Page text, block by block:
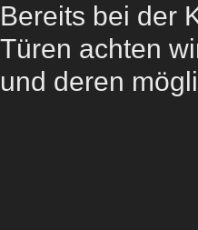
Bereits bei der
Türen achten
und deren